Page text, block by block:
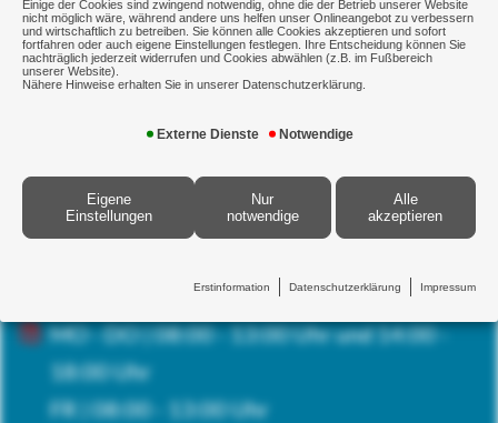
Einige der Cookies sind zwingend notwendig, ohne die der Betrieb unserer Website
nicht möglich wäre, während andere uns helfen unser Onlineangebot zu verbessern
und wirtschaftlich zu betreiben. Sie können alle Cookies akzeptieren und sofort
fortfahren oder auch eigene Einstellungen festlegen. Ihre Entscheidung können Sie
nachträglich jederzeit widerrufen und Cookies abwählen (z.B. im Fußbereich
unserer Website).
Nähere Hinweise erhalten Sie in unserer Datenschutzerklärung.
Externe Dienste Notwendige
Eigene
Einstellungen
Nur
notwendige
Alle
akzeptieren
Erstinformation Datenschutzerklärung Impressum
KONTAKT
07732 9506696
E-Mail senden
Robert-Gerwig-Str. 11
78315 Radolfzell
MO - DO | 08:00 - 13:00 Uhr und 14:00 -
18:00 Uhr
FR | 08:00 - 13:00 Uhr